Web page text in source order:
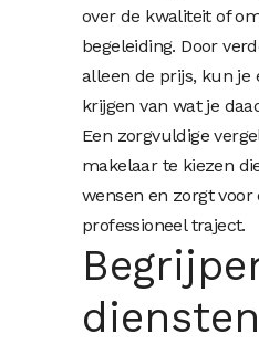
over de kwaliteit of
begeleiding. Door
alleen de prijs, kun je
krijgen van wat je
Een zorgvuldige
makelaar te kiezen
wensen en zorgt voor
professioneel traject.
diensten